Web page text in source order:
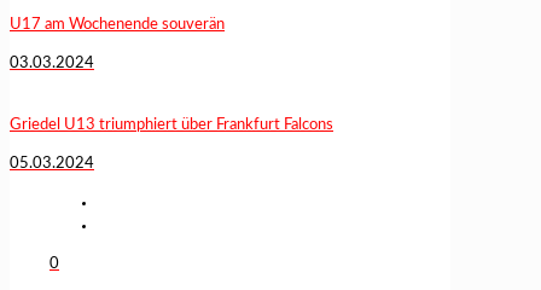
U17 am Wochenende souverän
03.03.2024
Griedel U13 triumphiert über Frankfurt Falcons
05.03.2024
0